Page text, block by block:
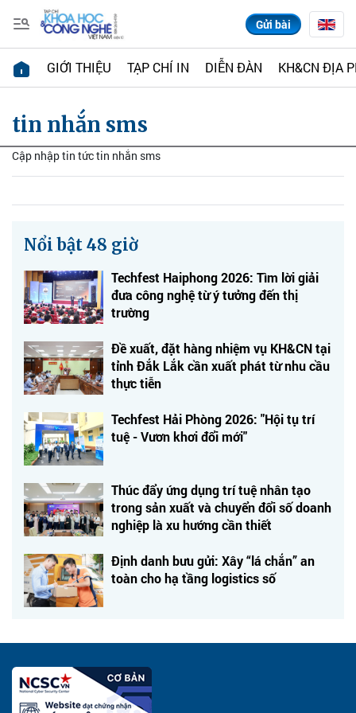
Gửi bài
GIỚI THIỆU TẠP CHÍ IN DIỄN ĐÀN KH&CN ĐỊA
tin nhắn sms
Cập nhập tin tức tin nhắn sms
Nổi bật 48 giờ
Techfest Haiphong 2026: Tìm lời giải
đưa công nghệ từ ý tưởng đến thị
trường
Đề xuất, đặt hàng nhiệm vụ KH&CN tại
tỉnh Đắk Lắk cần xuất phát từ nhu cầu
thực tiễn
Techfest Hải Phòng 2026: "Hội tụ trí
tuệ - Vươn khơi đổi mới"
Thúc đẩy ứng dụng trí tuệ nhân tạo
trong sản xuất và chuyển đổi số doanh
nghiệp là xu hướng cần thiết
Định danh bưu gửi: Xây “lá chắn” an
toàn cho hạ tầng logistics số